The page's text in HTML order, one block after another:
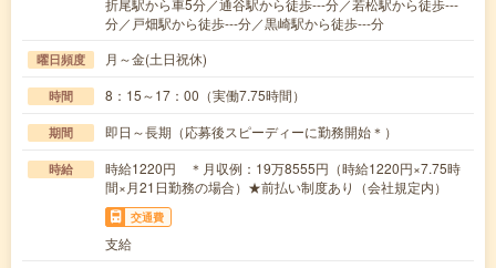
折尾駅から車5分／通谷駅から徒歩---分／若松駅から徒歩---
分／戸畑駅から徒歩---分／黒崎駅から徒歩---分
曜日頻度 月～金(土日祝休)
時間 8：15～17：00（実働7.75時間）
期間 即日～長期（応募後スピーディーに勤務開始＊）
時給
時給1220円 ＊月収例：19万8555円（時給1220円×7.75時
間×月21日勤務の場合）★前払い制度あり（会社規定内）
交通費
支給